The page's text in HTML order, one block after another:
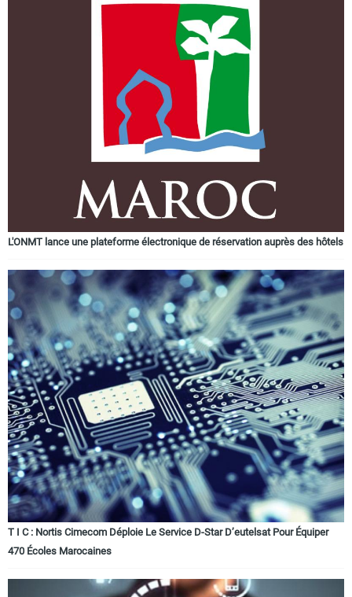
L'ONMT lance une plateforme électronique de réservation auprès des hôtels
T I C : Nortis Cimecom Déploie Le Service D-Star D’eutelsat Pour Équiper
470 Écoles Marocaines